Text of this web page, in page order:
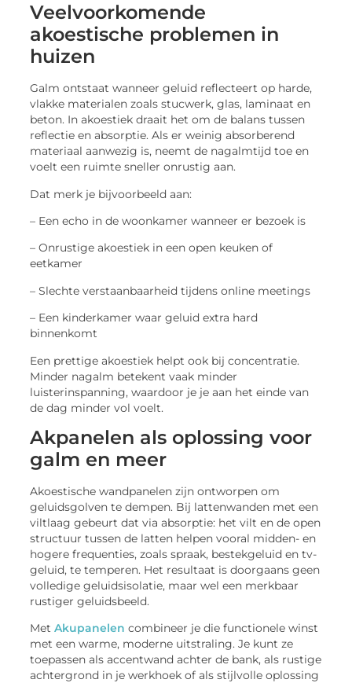
Veelvoorkomende
akoestische problemen in
huizen
Galm ontstaat wanneer geluid reflecteert op harde,
vlakke materialen zoals stucwerk, glas, laminaat en
beton. In akoestiek draait het om de balans tussen
reflectie en absorptie. Als er weinig absorberend
materiaal aanwezig is, neemt de nagalmtijd toe en
voelt een ruimte sneller onrustig aan.
Dat merk je bijvoorbeeld aan:
– Een echo in de woonkamer wanneer er bezoek is
– Onrustige akoestiek in een open keuken of
eetkamer
– Slechte verstaanbaarheid tijdens online meetings
– Een kinderkamer waar geluid extra hard
binnenkomt
Een prettige akoestiek helpt ook bij concentratie.
Minder nagalm betekent vaak minder
luisterinspanning, waardoor je je aan het einde van
de dag minder vol voelt.
Akpanelen als oplossing voor
galm en meer
Akoestische wandpanelen zijn ontworpen om
geluidsgolven te dempen. Bij lattenwanden met een
viltlaag gebeurt dat via absorptie: het vilt en de open
structuur tussen de latten helpen vooral midden- en
hogere frequenties, zoals spraak, bestekgeluid en tv-
geluid, te temperen. Het resultaat is doorgaans geen
volledige geluidsisolatie, maar wel een merkbaar
rustiger geluidsbeeld.
MetAkupanelen combineer je die functionele winst
met een warme, moderne uitstraling. Je kunt ze
toepassen als accentwand achter de bank, als rustige
achtergrond in je werkhoek of als stijlvolle oplossing